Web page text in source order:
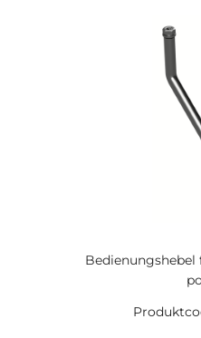
Bedienungshebel